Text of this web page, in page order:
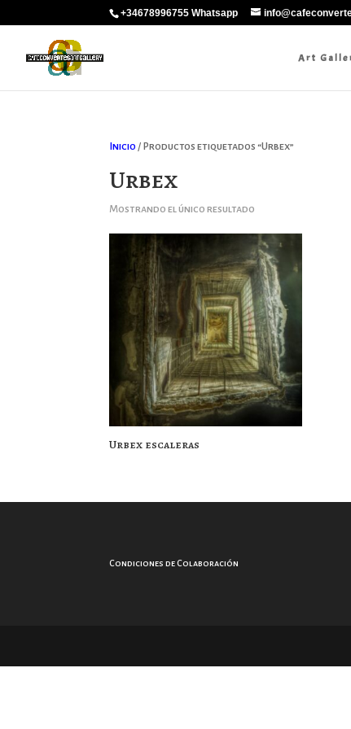
+34678996755 Whatsapp
Art
Inicio / Productos etiquetados “Urbex”
Urbex
Mostrando el único resultado
Urbex escaleras
Condiciones de Colaboración